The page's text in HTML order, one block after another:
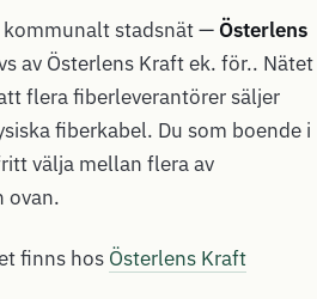
kommunalt stadsnät — Österlens
av Österlens Kraft ek. för.. Nätet
flera fiberleverantörer säljer
fiberkabel. Du som boende i
välja mellan flera av
ovan.
finns hos Österlens Kraft